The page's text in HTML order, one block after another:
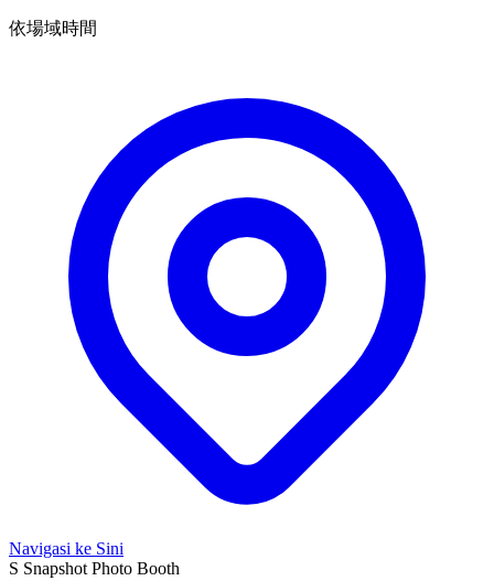
依場域時間
Navigasi ke Sini
S Snapshot Photo Booth